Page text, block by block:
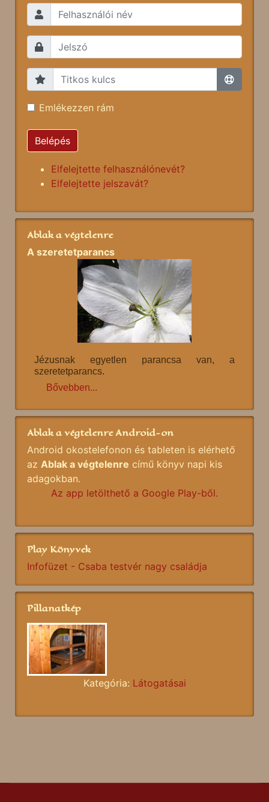
Emlékezzen rám
Belépés
Elfelejtette felhasználónevét?
Elfelejtette jelszavát?
Ablak a végtelenre
A szeretetparancs
Jézusnak egyetlen parancsa van, a
szeretetparancs.
Bővebben...
Ablak a végtelenre Android-on
Android okostelefonon és tableten is elérhető
az Ablak a végtelenre című könyv napi kis
adagokban.
Az app letölthető a Google Play-ből.
Play Könyvek
Infofüzet - Csaba testvér nagy családja
Pillanatkép
Kategória: Látogatásai